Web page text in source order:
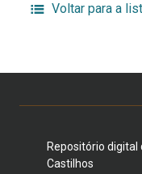
Voltar para a
Repositório digital
Castilhos